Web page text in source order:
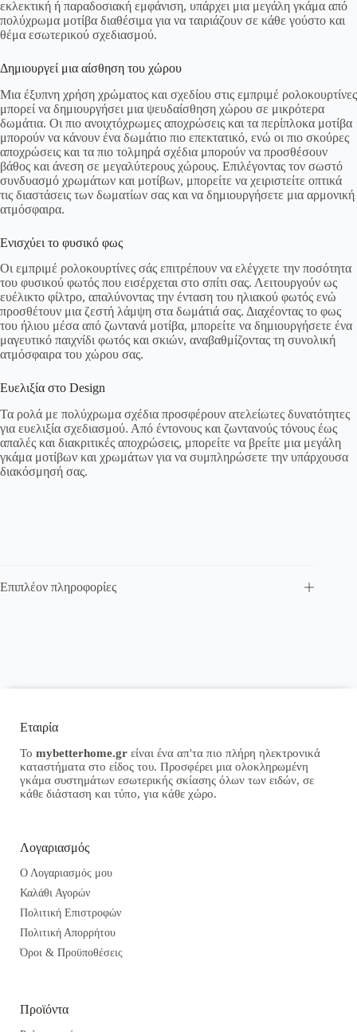
εκλεκτική ή παραδοσιακή εμφάνιση, υπάρχει μια μεγάλη γκάμα από
πολύχρωμα μοτίβα διαθέσιμα για να ταιριάζουν σε κάθε γούστο και
θέμα εσωτερικού σχεδιασμού.
Δημιουργεί μια αίσθηση του χώρου
Μια έξυπνη χρήση χρώματος και σχεδίου στις εμπριμέ ρολοκουρτίνες
μπορεί να δημιουργήσει μια ψευδαίσθηση χώρου σε μικρότερα
δωμάτια. Οι πιο ανοιχτόχρωμες αποχρώσεις και τα περίπλοκα μοτίβα
μπορούν να κάνουν ένα δωμάτιο πιο επεκτατικό, ενώ οι πιο σκούρες
αποχρώσεις και τα πιο τολμηρά σχέδια μπορούν να προσθέσουν
βάθος και άνεση σε μεγαλύτερους χώρους. Επιλέγοντας τον σωστό
συνδυασμό χρωμάτων και μοτίβων, μπορείτε να χειριστείτε οπτικά
τις διαστάσεις των δωματίων σας και να δημιουργήσετε μια αρμονική
ατμόσφαιρα.
Ενισχύει το φυσικό φως
Οι εμπριμέ ρολοκουρτίνες σάς επιτρέπουν να ελέγχετε την ποσότητα
του φυσικού φωτός που εισέρχεται στο σπίτι σας. Λειτουργούν ως
ευέλικτο φίλτρο, απαλύνοντας την ένταση του ηλιακού φωτός ενώ
προσθέτουν μια ζεστή λάμψη στα δωμάτιά σας. Διαχέοντας το φως
του ήλιου μέσα από ζωντανά μοτίβα, μπορείτε να δημιουργήσετε ένα
μαγευτικό παιχνίδι φωτός και σκιών, αναβαθμίζοντας τη συνολική
ατμόσφαιρα του χώρου σας.
Ευελιξία στο Design
Τα ρολά με πολύχρωμα σχέδια προσφέρουν ατελείωτες δυνατότητες
για ευελιξία σχεδιασμού. Από έντονους και ζωντανούς τόνους έως
απαλές και διακριτικές αποχρώσεις, μπορείτε να βρείτε μια μεγάλη
γκάμα μοτίβων και χρωμάτων για να συμπληρώσετε την υπάρχουσα
διακόσμησή σας.
Επιπλέον πληροφορίες
Εταιρία
Το mybetterhome.gr είναι ένα απ'τα πιο πλήρη ηλεκτρονικά
καταστήματα στο είδος του. Προσφέρει μια ολοκληρωμένη
γκάμα συστημάτων εσωτερικής σκίασης όλων των ειδών, σε
κάθε διάσταση και τύπο, για κάθε χώρο.
Λογαριασμός
Ο Λογαριασμός μου
Καλάθι Αγορών
Πολιτική Επιστροφών
Πολιτική Απορρήτου
Όροι & Προϋποθέσεις
Προϊόντα